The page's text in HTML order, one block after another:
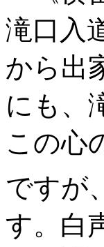
滝口入
から出
にも、
この心
ですが
す。白